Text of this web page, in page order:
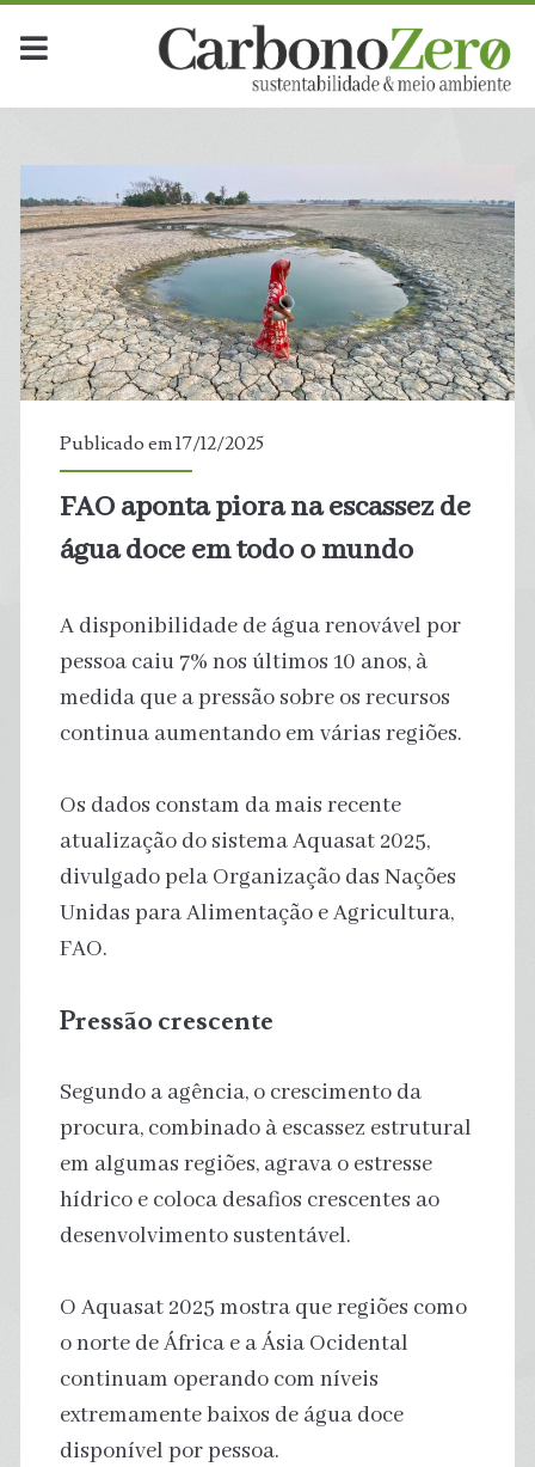
Publicado em 17/12/2025
FAO aponta piora na escassez de
água doce em todo o mundo
A disponibilidade de água renovável por
pessoa caiu 7% nos últimos 10 anos, à
medida que a pressão sobre os recursos
continua aumentando em várias regiões.
Os dados constam da mais recente
atualização do sistema Aquasat 2025,
divulgado pela Organização das Nações
Unidas para Alimentação e Agricultura,
FAO.
Pressão crescente
Segundo a agência, o crescimento da
procura, combinado à escassez estrutural
em algumas regiões, agrava o estresse
hídrico e coloca desafios crescentes ao
desenvolvimento sustentável.
O Aquasat 2025 mostra que regiões como
o norte de África e a Ásia Ocidental
continuam operando com níveis
extremamente baixos de água doce
disponível por pessoa.